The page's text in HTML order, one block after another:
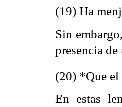
(19) Ha
Sin
presencia de
(20) *Que el
En estas